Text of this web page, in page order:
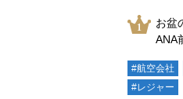
お盆
ANA
#航空会社
#レジャー